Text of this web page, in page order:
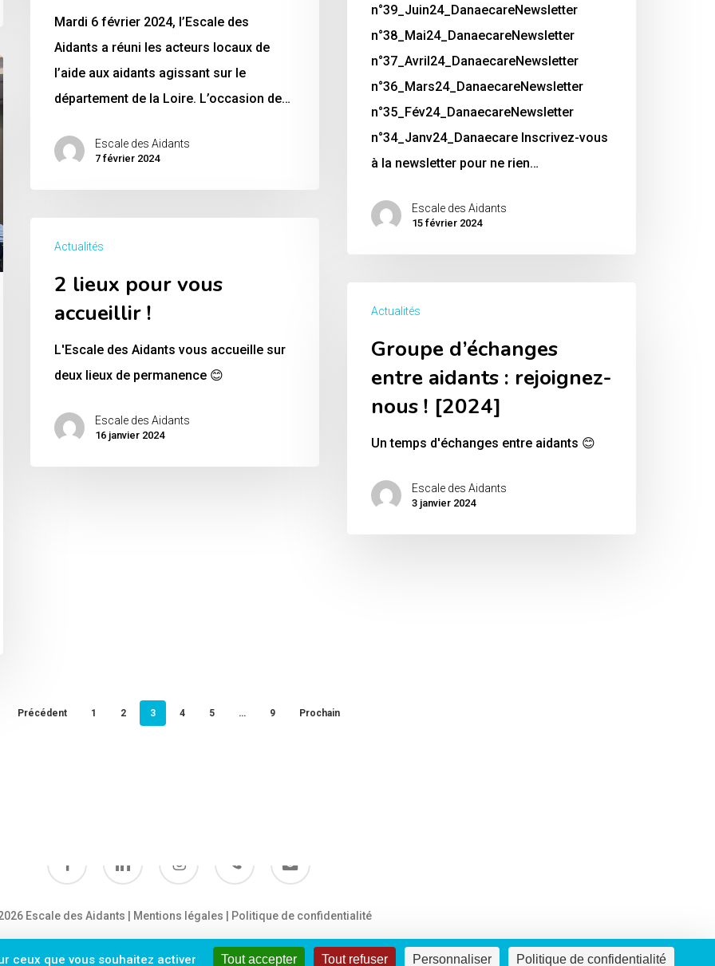
n°39_Juin24_DanaecareNewsletter
n°38_Mai24_DanaecareNewsletter
n°37_Avril24_DanaecareNewsletter
n°36_Mars24_DanaecareNewsletter
n°35_Fév24_DanaecareNewsletter
n°34_Janv24_Danaecare Inscrivez-vous
à la newsletter pour ne rien…
Escale des Aidants
15 février 2024
Mardi 6 février 2024, l’Escale des
Aidants a réuni les acteurs locaux de
l’aide aux aidants agissant sur le
département de la Loire. L’occasion de…
Escale des Aidants
7 février 2024
lieux
pour
vous
Actualités
2 lieux pour vous
accueillir !
L'Escale des Aidants vous accueille sur
deux lieux de permanence 😊
Escale des Aidants
16 janvier 2024
d’échanges
entre
aidants
nous
[2024]
Actualités
Groupe d’échanges
entre aidants : rejoignez-
nous ! [2024]
Un temps d'échanges entre aidants 😊
Escale des Aidants
3 janvier 2024
Précédent 1 2 3 4 5 … 9 Prochain
Escale des Aidants | Mentions légales Politique de confidentialité
ceux que vous souhaitez activer Tout accepter Tout refuser Personnaliser Politique de confidentialité